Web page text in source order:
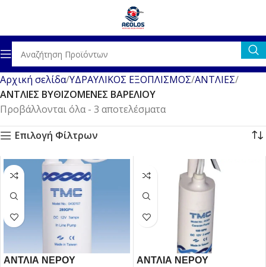
Αρχική σελίδα ΥΔΡΑΥΛΙΚΟΣ ΕΞΟΠΛΙΣΜΟΣ ΑΝΤΛΙΕΣ
ΑΝΤΛΙΕΣ ΒΥΘΙΖΟΜΕΝΕΣ ΒΑΡΕΛΙΟΥ
Προβάλλονται όλα - 3 αποτελέσματα
Επιλογή Φίλτρων
ΑΝΤΛΙΑ ΝΕΡΟΥ
ΑΝΤΛΙΑ ΝΕΡΟΥ